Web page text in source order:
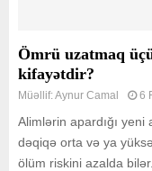
Ömrü uzatmaq
kifayətdir?
Müəllif:Aynur Camal 6
Alimlərin apardığı
dəqiqə orta və ya
ölüm riskini azalda